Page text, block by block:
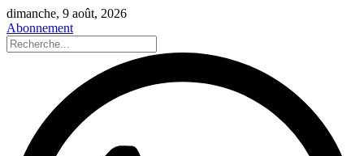
dimanche, 9 août, 2026
Abonnement